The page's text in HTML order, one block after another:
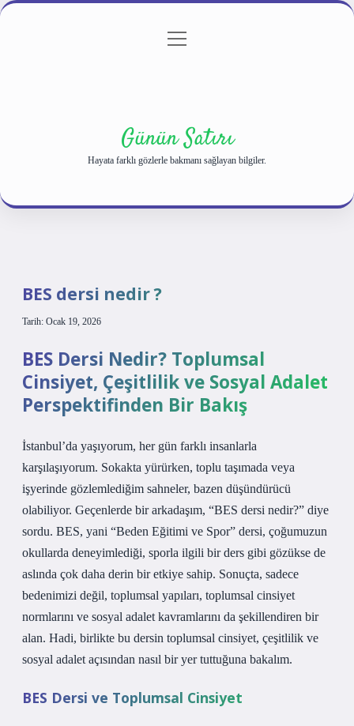
Gizlilik Politikası
menüyü
Günün Satırı
Hayata farklı gözlerle bakmanı sağlayan bilgiler.
BES dersi nedir ?
Tarih: Ocak 19, 2026
BES Dersi Nedir? Toplumsal
Cinsiyet, Çeşitlilik ve Sosyal Adalet
Perspektifinden Bir Bakış
İstanbul’da yaşıyorum, her gün farklı insanlarla
karşılaşıyorum. Sokakta yürürken, toplu taşımada veya
işyerinde gözlemlediğim sahneler, bazen düşündürücü
olabiliyor. Geçenlerde bir arkadaşım, “BES dersi nedir?” diye
sordu. BES, yani “Beden Eğitimi ve Spor” dersi, çoğumuzun
okullarda deneyimlediği, sporla ilgili bir ders gibi gözükse de
aslında çok daha derin bir etkiye sahip. Sonuçta, sadece
bedenimizi değil, toplumsal yapıları, toplumsal cinsiyet
normlarını ve sosyal adalet kavramlarını da şekillendiren bir
alan. Hadi, birlikte bu dersin toplumsal cinsiyet, çeşitlilik ve
sosyal adalet açısından nasıl bir yer tuttuğuna bakalım.
BES Dersi ve Toplumsal Cinsiyet